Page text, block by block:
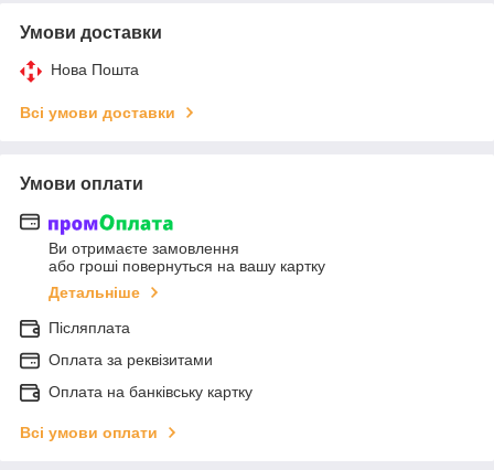
Умови доставки
Нова Пошта
Всі умови доставки
Умови оплати
Ви отримаєте замовлення
або гроші повернуться на вашу картку
Детальніше
Післяплата
Оплата за реквізитами
Оплата на банківську картку
Всі умови оплати